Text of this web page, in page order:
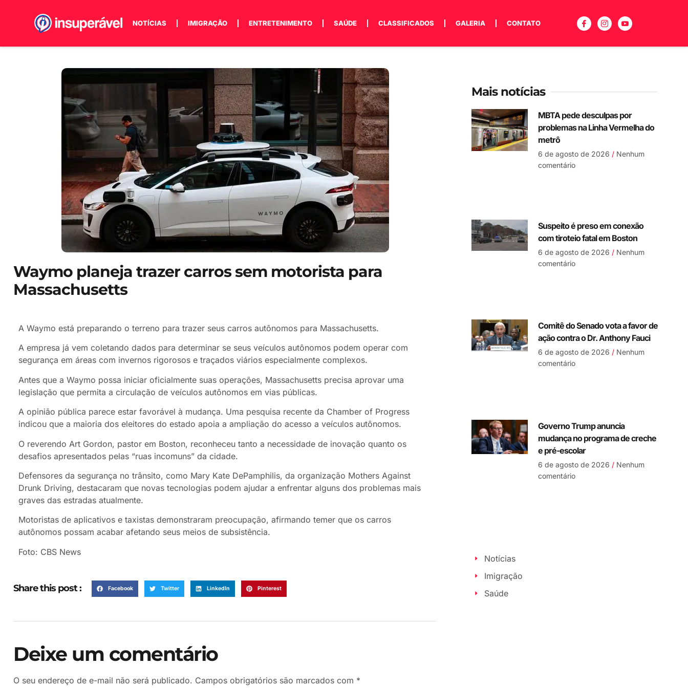
NOTÍCIAS IMIGRAÇÃO ENTRETENIMENTO SAÚDE CLASSIFICADOS GALERIA CONTATO
Waymo planeja trazer carros sem motorista para
Massachusetts
A Waymo está preparando o terreno para trazer seus carros autônomos para Massachusetts.
A empresa já vem coletando dados para determinar se seus veículos autônomos podem operar com
segurança em áreas com invernos rigorosos e traçados viários especialmente complexos.
Antes que a Waymo possa iniciar oficialmente suas operações, Massachusetts precisa aprovar uma
legislação que permita a circulação de veículos autônomos em vias públicas.
A opinião pública parece estar favorável à mudança. Uma pesquisa recente da Chamber of Progress
indicou que a maioria dos eleitores do estado apoia a ampliação do acesso a veículos autônomos.
O reverendo Art Gordon, pastor em Boston, reconheceu tanto a necessidade de inovação quanto os
desafios apresentados pelas “ruas incomuns” da cidade.
Defensores da segurança no trânsito, como Mary Kate DePamphilis, da organização Mothers Against
Drunk Driving, destacaram que novas tecnologias podem ajudar a enfrentar alguns dos problemas mais
graves das estradas atualmente.
Motoristas de aplicativos e taxistas demonstraram preocupação, afirmando temer que os carros
autônomos possam acabar afetando seus meios de subsistência.
Foto: CBS News
Share this post : Facebook Twitter LinkedIn Pinterest
Deixe um comentário
O seu endereço de e-mail não será publicado. Campos obrigatórios são marcados com *
Mais notícias
MBTA pede desculpas por
problemas na Linha Vermelha do
metrô
6 de agosto de 2026 Nenhum
comentário
Suspeito é preso em conexão
com tiroteio fatal em Boston
6 de agosto de 2026 Nenhum
comentário
Comitê do Senado vota a favor de
ação contra o Dr. Anthony Fauci
6 de agosto de 2026 Nenhum
comentário
Governo Trump anuncia
mudança no programa de creche
e pré-escolar
6 de agosto de 2026 Nenhum
comentário
Notícias
Imigração
Saúde